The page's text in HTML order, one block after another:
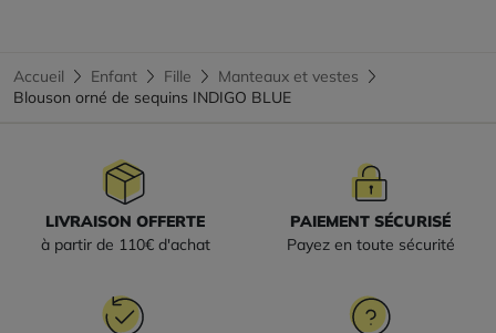
Accueil Enfant Fille
Manteaux et vestes
Blouson orné de sequins INDIGO BLUE
LIVRAISON OFFERTE
à partir de 110€ d'achat
PAIEMENT SÉCURISÉ
Payez en toute sécurité